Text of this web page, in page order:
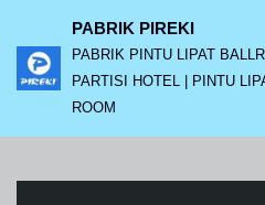
Lompat
ke
PABRIK PIREKI
PABRIK PINTU LIPAT
PARTISI HOTEL | PINTU
ROOM